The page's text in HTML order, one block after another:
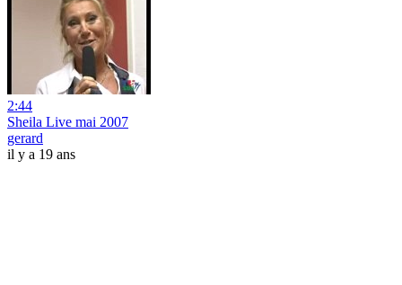
2:44
Sheila Live mai 2007
gerard
il y a 19 ans